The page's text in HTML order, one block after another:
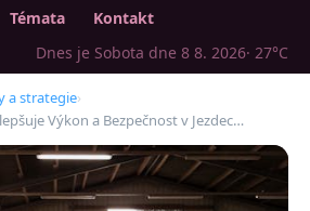
Témata
Kontakt
Dnes je Sobota dne 8 8. 2026· 27°C
a strategie›
Výkon a Bezpečnost v Jezdec…